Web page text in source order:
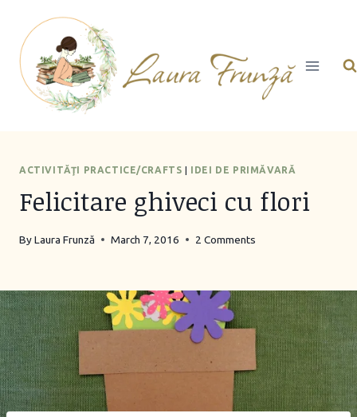
content
ACTIVITĂŢI PRACTICE/CRAFTS IDEI DE PRIMĂVARĂ
Felicitare ghiveci cu flori
ByLaura Frunză March 7, 2016 2 Comments